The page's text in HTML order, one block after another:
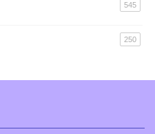
545
250